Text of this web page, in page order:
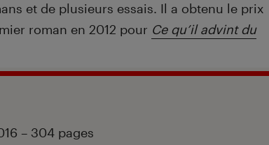
et de plusieurs essais. Il a obtenu le prix
roman en 2012 pour Ce qu’il advint du
– 304 pages